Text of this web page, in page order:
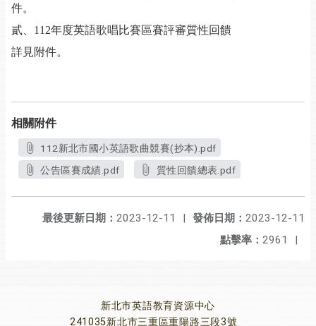
件。
貳、112年度英語歌唱比賽區賽評審質性回饋
詳見附件。
相關附件
112新北市國小英語歌曲競賽(抄本).pdf
公告區賽成績.pdf
質性回饋總表.pdf
發佈日期： 2023-12-11
最後更新日期： 2023-12-11
|
點擊率： 2961 |
新北市英語教育資源中心
241035新北市三重區重陽路三段3號